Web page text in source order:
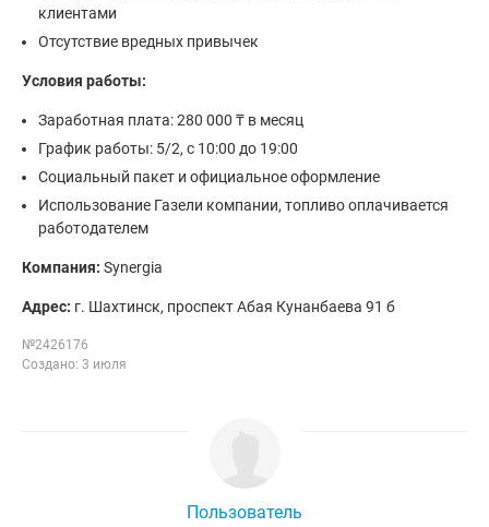
клиентами
Отсутствие вредных привычек
Условия работы:
Заработная плата: 280 000 ₸ в месяц
График работы: 5/2, с 10:00 до 19:00
Социальный пакет и официальное оформление
Использование Газели компании, топливо оплачивается
работодателем
Компания: Synergia
Адрес: г. Шахтинск, проспект Абая Кунанбаева 91 б
№2426176
Создано: 3 июля
Пользователь